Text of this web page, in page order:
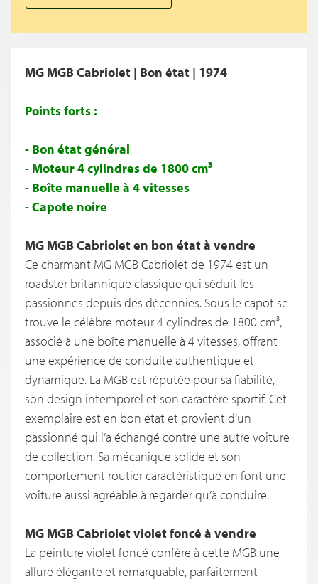
MG MGB Cabriolet | Bon état | 1974
Points forts :
- Bon état général
- Moteur 4 cylindres de 1800 cm³
- Boîte manuelle à 4 vitesses
- Capote noire
MG MGB Cabriolet en bon état à vendre
Ce charmant MG MGB Cabriolet de 1974 est un
roadster britannique classique qui séduit les
passionnés depuis des décennies. Sous le capot se
trouve le célèbre moteur 4 cylindres de 1800 cm³,
associé à une boîte manuelle à 4 vitesses, offrant
une expérience de conduite authentique et
dynamique. La MGB est réputée pour sa fiabilité,
son design intemporel et son caractère sportif. Cet
exemplaire est en bon état et provient d’un
passionné qui l’a échangé contre une autre voiture
de collection. Sa mécanique solide et son
comportement routier caractéristique en font une
voiture aussi agréable à regarder qu’à conduire.
MG MGB Cabriolet violet foncé à vendre
La peinture violet foncé confère à cette MGB une
allure élégante et remarquable, parfaitement